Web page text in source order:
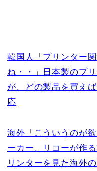
韓国人「プリンター
ね・・」日本製のプ
が、どの製品を買え
応
海外「こういうのが
ーカー、リコーが作
リンターを見た海外